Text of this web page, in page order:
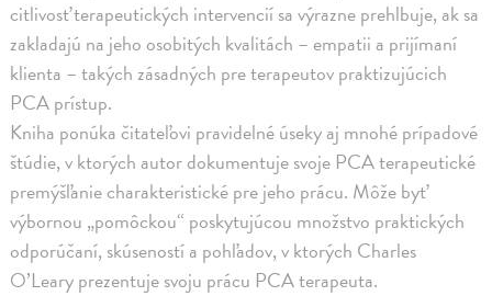
citlivosť terapeutických intervencií sa výrazne prehlbuje, ak sa
zakladajú na jeho osobitých kvalitách – empatii a prijímaní
klienta – takých zásadných pre terapeutov praktizujúcich
PCA prístup.
Kniha ponúka čitateľovi pravidelné úseky aj mnohé prípadové
štúdie, v ktorých autor dokumentuje svoje PCA terapeutické
premýšľanie charakteristické pre jeho prácu. Môže byť
výbornou „pomôckou“ poskytujúcou množstvo praktických
odporúčaní, skúseností a pohľadov, v ktorých Charles
O’Leary prezentuje svoju prácu PCA terapeuta.